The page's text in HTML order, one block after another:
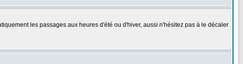
les passages aux heures d'été ou d'hiver, aussi n'hésitez pas à le décaler